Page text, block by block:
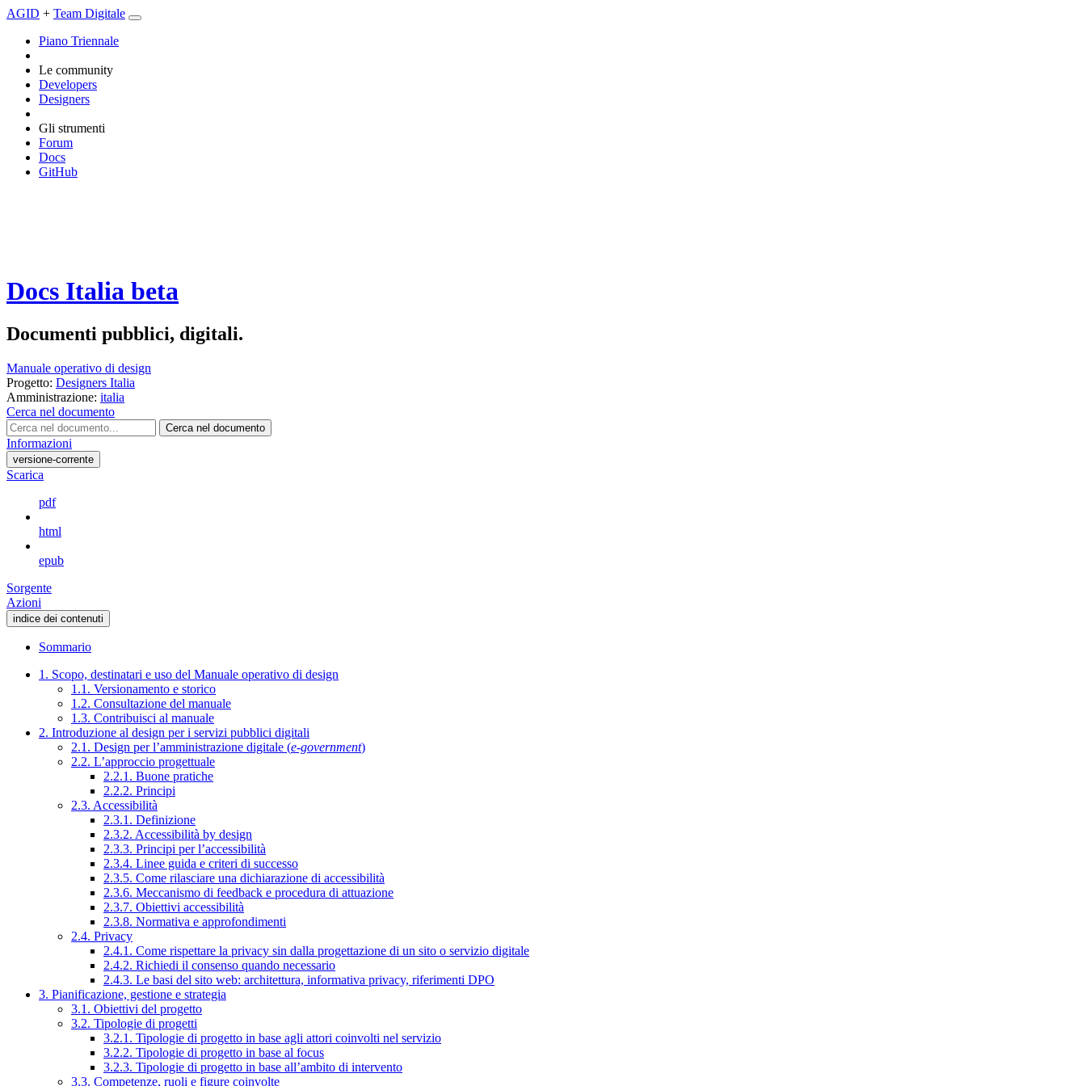
AGID + Team Digitale
Piano Triennale
Le community
Developers
Designers
Gli strumenti
Forum
Docs
GitHub
Docs Italia beta
Documenti pubblici, digitali.
Manuale operativo di design
Progetto: Designers Italia
Amministrazione: italia
Cerca nel documento
Cerca nel documento
Informazioni
versione-corrente
Scarica
pdf
html
epub
Sorgente
Azioni
indice dei contenuti
Sommario
1. Scopo, destinatari e uso del Manuale operativo di design
1.1. Versionamento e storico
1.2. Consultazione del manuale
1.3. Contribuisci al manuale
2. Introduzione al design per i servizi pubblici digitali
2.1. Design per l’amministrazione digitale (e-government)
2.2. L’approccio progettuale
2.2.1. Buone pratiche
2.2.2. Principi
2.3. Accessibilità
2.3.1. Definizione
2.3.2. Accessibilità by design
2.3.3. Principi per l’accessibilità
2.3.4. Linee guida e criteri di successo
2.3.5. Come rilasciare una dichiarazione di accessibilità
2.3.6. Meccanismo di feedback e procedura di attuazione
2.3.7. Obiettivi accessibilità
2.3.8. Normativa e approfondimenti
2.4. Privacy
2.4.1. Come rispettare la privacy sin dalla progettazione di un sito o servizio digitale
2.4.2. Richiedi il consenso quando necessario
2.4.3. Le basi del sito web: architettura, informativa privacy, riferimenti DPO
3. Pianificazione, gestione e strategia
3.1. Obiettivi del progetto
3.2. Tipologie di progetti
3.2.1. Tipologie di progetto in base agli attori coinvolti nel servizio
3.2.2. Tipologie di progetto in base al focus
3.2.3. Tipologie di progetto in base all’ambito di intervento
3.3. Competenze, ruoli e figure coinvolte